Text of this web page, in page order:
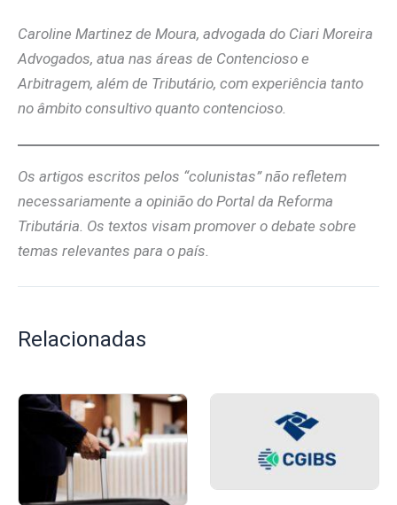
Caroline Martinez de Moura, advogada do Ciari Moreira
Advogados, atua nas áreas de Contencioso e
Arbitragem, além de Tributário, com experiência tanto
no âmbito consultivo quanto contencioso.
Os artigos escritos pelos “colunistas” não refletem
necessariamente a opinião do Portal da Reforma
Tributária. Os textos visam promover o debate sobre
temas relevantes para o país.
Relacionadas